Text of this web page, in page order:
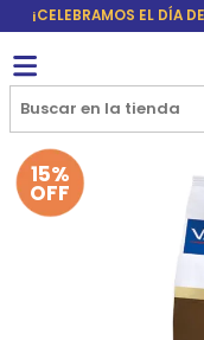
¡CELEBRAMOS EL DÍA
15%
OFF